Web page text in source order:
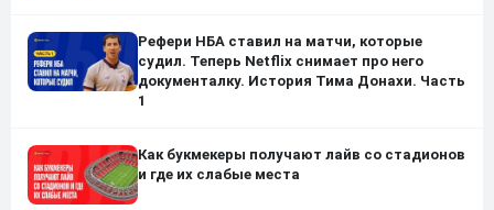
Рефери НБА ставил на матчи, которые
судил. Теперь Netflix снимает про него
документалку. История Тима Донахи. Часть
1
Как букмекеры получают лайв со стадионов
и где их слабые места